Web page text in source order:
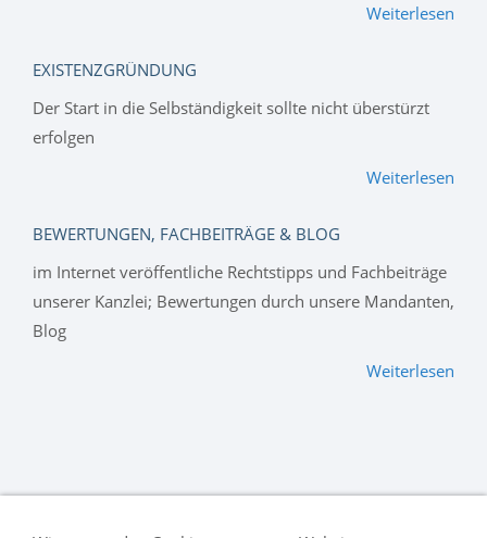
Weiterlesen
EXISTENZGRÜNDUNG
Der Start in die Selbständigkeit sollte nicht überstürzt
erfolgen
Weiterlesen
BEWERTUNGEN, FACHBEITRÄGE & BLOG
im Internet veröffentliche Rechtstipps und Fachbeiträge
unserer Kanzlei; Bewertungen durch unsere Mandanten,
Blog
Weiterlesen
Kontakt